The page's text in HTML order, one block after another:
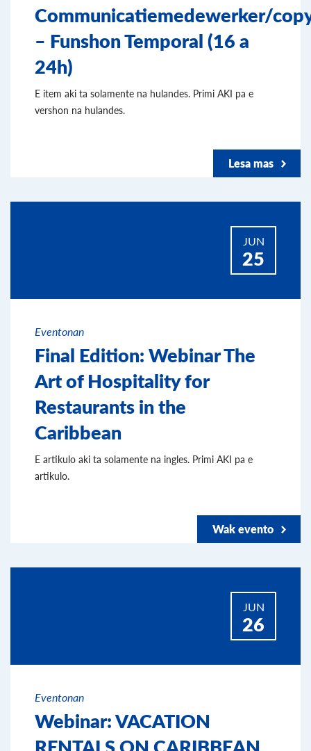
Communicatiemedewerker/
– Funshon Temporal (16 a
24h)
E item aki ta solamente na hulandes. Primi AKI pa e
vershon na hulandes.
Lesa mas
JUN
25
Eventonan
Final Edition: Webinar The
Art of Hospitality for
Restaurants in the
Caribbean
E artikulo aki ta solamente na ingles. Primi AKI pa e
artikulo.
Wak evento
JUN
26
Eventonan
Webinar: VACATION